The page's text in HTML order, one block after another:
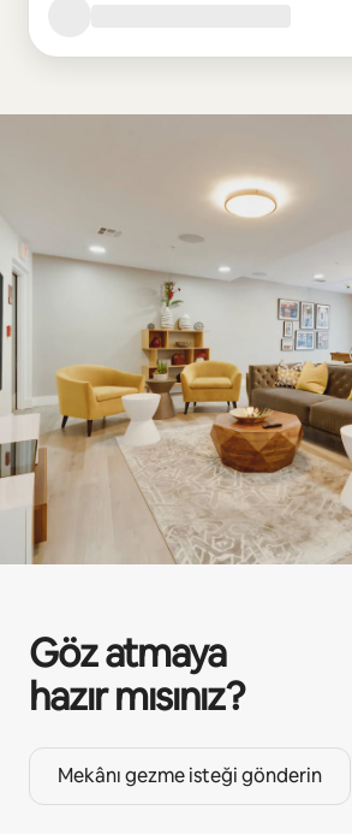
Göz atmaya
hazır mısınız?
Mekânı gezme isteği gönderin